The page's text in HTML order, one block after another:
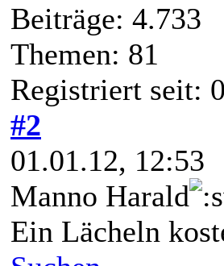
Beiträge: 4.733
Themen: 81
Registriert seit:
#2
01.01.12, 12:53
Manno Harald
Ein Lächeln